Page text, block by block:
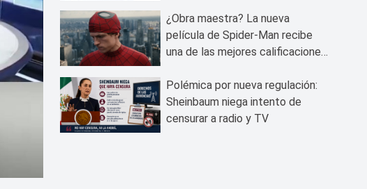
¿Obra maestra? La nueva
película de Spider-Man recibe
una de las mejores calificaciones
Polémica por nueva regulación:
Sheinbaum niega intento de
censurar a radio y TV